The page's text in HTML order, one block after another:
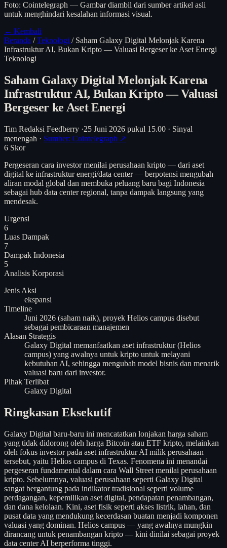
Foto: Cointelegraph — Gambar diambil dari sumber artikel asli
untuk menghindari kesalahan informasi visual.
← Kembali
Beranda / Teknologi / Saham Galaxy Digital Melonjak Karena
Infrastruktur AI, Bukan Kripto — Valuasi Bergeser ke Aset Energi
Teknologi
Saham Galaxy Digital Melonjak Karena
Infrastruktur AI, Bukan Kripto — Valuasi
Bergeser ke Aset Energi
Tim Redaksi Feedberry ·25 Juni 2026 pukul 15.00 · Sinyal
menengah · Sumber: Cointelegraph ↗
6 Skor
Pergeseran cara investor menilai perusahaan kripto — dari aset
digital ke infrastruktur energi/data center — berpotensi mengubah
aliran modal global dan membuka peluang baru bagi Indonesia
sebagai hub data center regional, tanpa dampak langsung yang
mendesak.
Urgensi
6
Luas Dampak
7
Dampak Indonesia
5
Analisis Korporasi
Jenis Aksi
ekspansi
Timeline
Juni 2026 (saham naik), proyek Helios campus disebut
sebagai pembicaraan manajemen
Alasan Strategis
Galaxy Digital memanfaatkan aset infrastruktur (Helios
campus) yang awalnya untuk kripto untuk melayani
kebutuhan AI, sehingga mengubah model bisnis dan menarik
valuasi baru dari investor.
Pihak Terlibat
Galaxy Digital
Ringkasan Eksekutif
Galaxy Digital baru-baru ini mencatatkan lonjakan harga saham
yang tidak didorong oleh harga Bitcoin atau ETF kripto, melainkan
oleh fokus investor pada aset infrastruktur AI milik perusahaan
tersebut, yaitu Helios campus di Texas. Fenomena ini menandai
pergeseran fundamental dalam cara Wall Street menilai perusahaan
kripto. Sebelumnya, valuasi perusahaan seperti Galaxy Digital
sangat bergantung pada indikator tradisional seperti volume
perdagangan, kepemilikan aset digital, pendapatan penambangan,
dan dana kelolaan. Kini, aset fisik seperti akses listrik, lahan, dan
pusat data yang mendukung kecerdasan buatan menjadi komponen
valuasi yang dominan. Helios campus — yang awalnya mungkin
dirancang untuk penambangan kripto — kini dinilai sebagai proyek
data center AI berperforma tinggi.